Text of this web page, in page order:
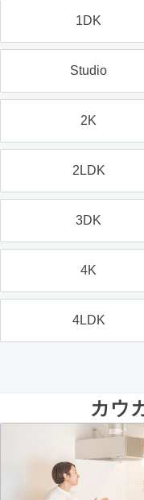
1DK
Studio
2K
2LDK
3DK
4K
4LDK
カウ